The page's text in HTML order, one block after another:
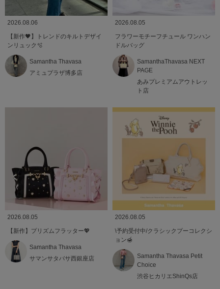
2026.08.06
【新作🖤】トレンドのキルトデザイ
ンリュック🫧
Samantha Thavasa
アミュプラザ博多店
2026.08.05
フラワーモチーフチュール ワンハン
ドルバッグ
SamanthaThavasa NEXT
PAGE
あみプレミアムアウトレッ
ト店
2026.08.05
【新作】プリズムフラッター💖
Samantha Thavasa
サマンサタバサ西銀座店
2026.08.05
\予約受付中/クラシックプーコレクシ
ョン🍯
Samantha Thavasa Petit
Choice
渋谷ヒカリエShinQs店